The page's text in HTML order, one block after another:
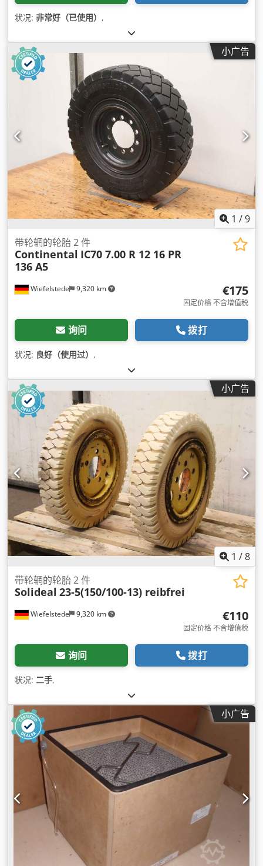
状况: 非常好（已使用） ,
小广告
1 /9
Wiefelstede 9,320 km
带轮辋的轮胎 2 件
Continental IC70 7.00 R 12 16 PR
136 A5
€175
固定价格 不含增值税
询问 拨打
状况: 良好（使用过） ,
小广告
1 /8
Wiefelstede 9,320 km
带轮辋的轮胎 2 件
Solideal 23-5(150/100-13) reibfrei
€110
固定价格 不含增值税
询问 拨打
状况: 二手,
小广告